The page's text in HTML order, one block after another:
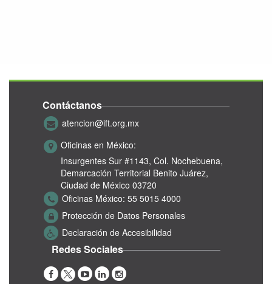
Contáctanos
atencion@ift.org.mx
Oficinas en México:
Insurgentes Sur #1143, Col. Nochebuena,
Demarcación Territorial Benito Juárez,
Ciudad de México 03720
Oficinas México: 55 5015 4000
Protección de Datos Personales
Declaración de Accesibilidad
Redes Sociales